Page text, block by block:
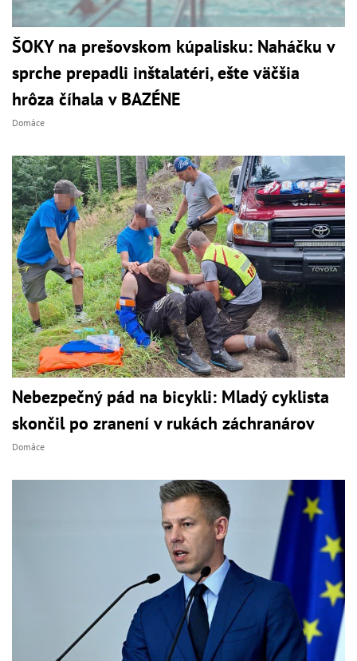
ŠOKY na prešovskom kúpalisku: Naháčku v
sprche prepadli inštalatéri, ešte väčšia
hrôza číhala v BAZÉNE
Domáce
Nebezpečný pád na bicykli: Mladý cyklista
skončil po zranení v rukách záchranárov
Domáce